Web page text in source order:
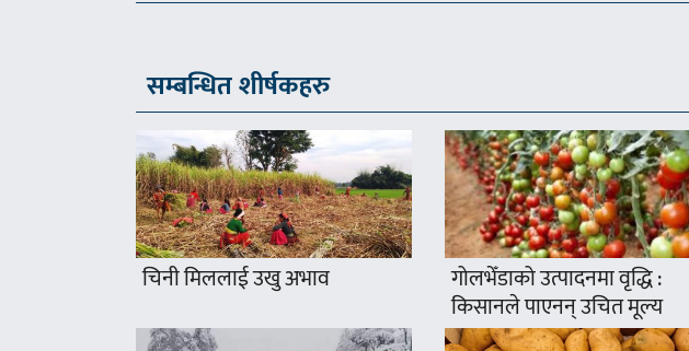
सम्बन्धित शीर्षकहरु
चिनी मिललाई उखु अभाव गोलभेँडाको उत्पादनमा वृद्धि :
किसानले पाएनन् उचित मूल्य